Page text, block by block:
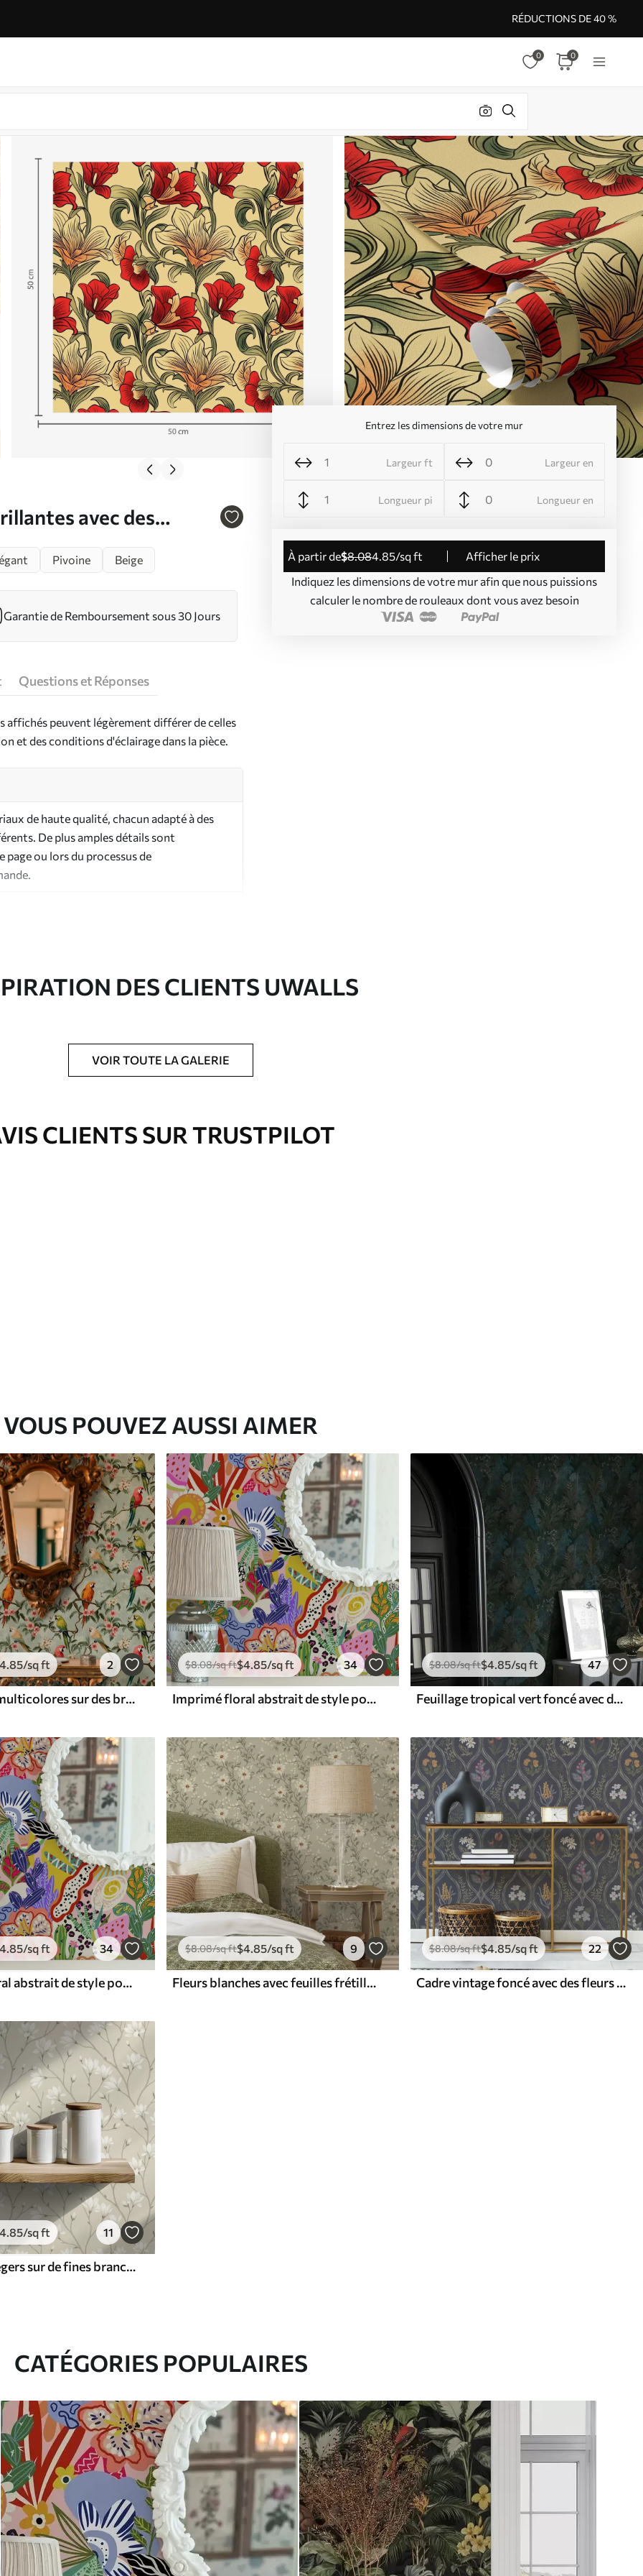
RÉDUCTIONS DE 40 %
0 0
avec des
Entrez les dimensions de votre mur
Largeur ft Largeur en
Longueur pi Longueur en
à partir de$8.084.85/sq ft
Afficher le prix
Indiquez les dimensions de votre mur afin que nous puissions
calculer le nombre de rouleaux dont vous avez besoin
Pivoine Beige
Garantie de Remboursement sous 30 Jours
Questions et Réponses
affichés peuvent légèrement différer de celles
et des conditions d'éclairage dans la pièce.
de haute qualité, chacun adapté à des
De plus amples détails sont
page ou lors du processus de
pour papier peint disponibles.
DES CLIENTS UWALLS
VOIR TOUTE LA GALERIE
CLIENTS SUR TRUSTPILOT
VOUS POUVEZ AUSSI AIMER
4.85/sq ft 2
Perroquets multicolores sur des branches
$8.08/sq ft$4.85/sq ft 34
Imprimé floral abstrait de style pop art
$8.08/sq ft$4.85/sq ft 47
Feuillage tropical vert foncé avec des accents bleus
4.85/sq ft 34
Imprimé floral abstrait de style pop art
$8.08/sq ft$4.85/sq ft 9
Fleurs blanches avec feuilles frétillantes sur fond clair
$8.08/sq ft$4.85/sq ft 22
Cadre vintage foncé avec des fleurs de jardin colorées
4.85/sq ft 11
Magnolias légers sur de fines branches beiges
CATÉGORIES POPULAIRES